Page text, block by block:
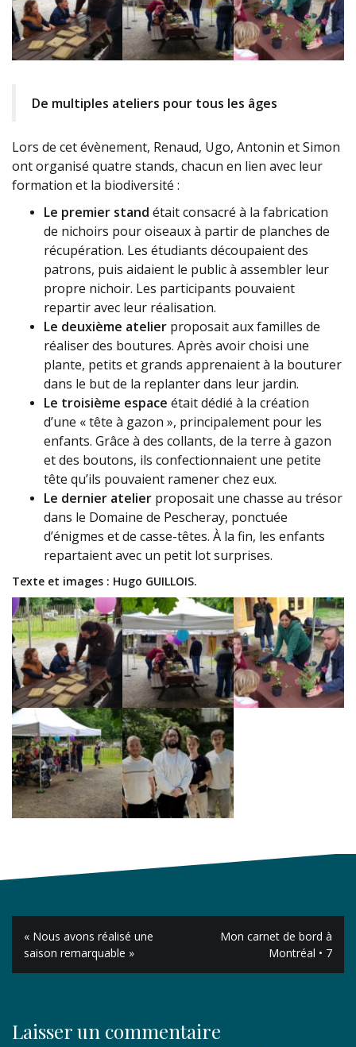
De multiples ateliers pour tous les âges
Lors de cet évènement, Renaud, Ugo, Antonin et Simon
ont organisé quatre stands, chacun en lien avec leur
formation et la biodiversité :
Le premier stand était consacré à la fabrication
de nichoirs pour oiseaux à partir de planches de
récupération. Les étudiants découpaientdes
patrons, puis aidaient le public à assembler leur
propre nichoir. Les participants pouvaient
repartir avec leur réalisation.
Le deuxième atelier proposait aux familles de
réaliser des boutures. Après avoir choisi une
plante, petits et grands apprenaient à la bouturer
dans le but de la replanter dans leur jardin.
Le troisième espace était dédié à la création
d’une « tête à gazon », principalement pour les
enfants. Grâce à des collants, de la terre à gazon
et des boutons, ils confectionnaient une petite
tête qu’ils pouvaient ramener chez eux.
Le dernier atelier proposait une chasse au trésor
dans le Domaine de Pescheray, ponctuée
d’énigmes et de casse-têtes. À la fin, les enfants
repartaient avec un petit lot surprises.
Texte et images : Hugo GUILLOIS.
Navigation
de
l’article
« Nous avons réalisé une
saison remarquable »
Mon carnet de bord à
Montréal • 7
Laisser un commentaire